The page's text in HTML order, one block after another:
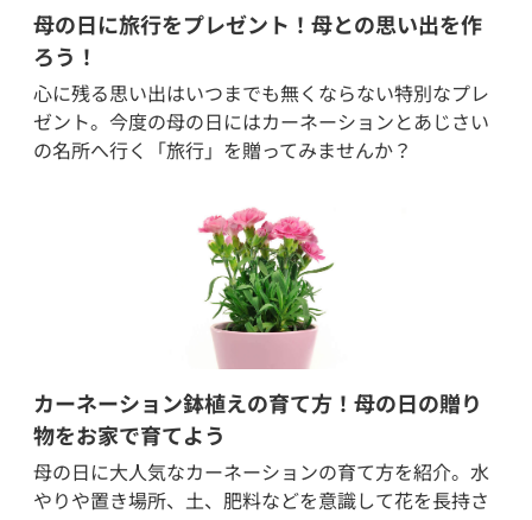
母の日に旅行をプレゼント！母との思い出を作
ろう！
心に残る思い出はいつまでも無くならない特別なプレ
ゼント。今度の母の日にはカーネーションとあじさい
の名所へ行く「旅行」を贈ってみませんか？
カーネーション鉢植えの育て方！母の日の贈り
物をお家で育てよう
母の日に大人気なカーネーションの育て方を紹介。水
やりや置き場所、土、肥料などを意識して花を長持さ